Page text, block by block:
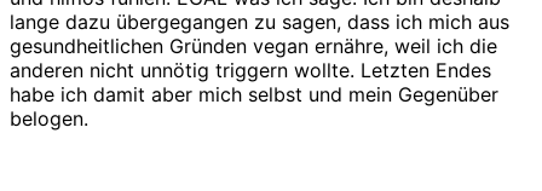
lange dazu übergegangen zu sagen, dass ich mich aus
gesundheitlichen Gründen vegan ernähre, weil ich die
anderen nicht unnötig triggern wollte. Letzten Endes
habe ich damit aber mich selbst und mein Gegenüber
belogen.